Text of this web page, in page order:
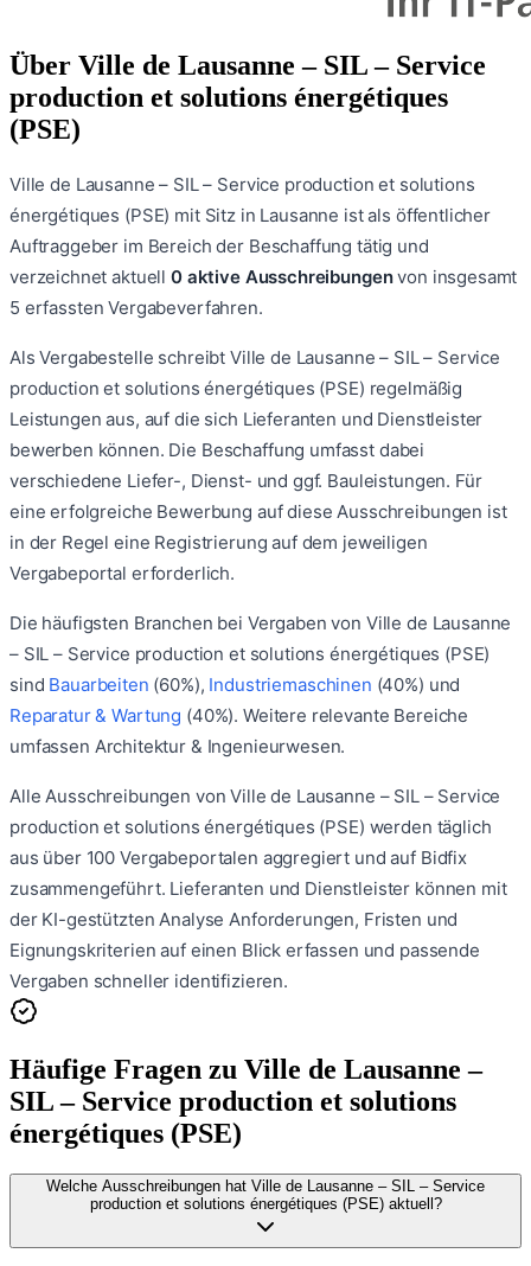
Über Ville de Lausanne – SIL – Service
production et solutions énergétiques
(PSE)
Ville de Lausanne – SIL – Service production et solutions
énergétiques (PSE) mit Sitz in Lausanne ist als öffentlicher
Auftraggeber im Bereich der Beschaffung tätig und
verzeichnet aktuell 0aktive Ausschreibungen von insgesamt
5 erfassten Vergabeverfahren.
Als Vergabestelle schreibt Ville de Lausanne – SIL – Service
production et solutions énergétiques (PSE) regelmäßig
Leistungen aus, auf die sich Lieferanten und Dienstleister
bewerben können. Die Beschaffung umfasst dabei
verschiedene Liefer-, Dienst- und ggf. Bauleistungen. Für
eine erfolgreiche Bewerbung auf diese Ausschreibungen ist
in der Regel eine Registrierung auf dem jeweiligen
Vergabeportal erforderlich.
Die häufigsten Branchen bei Vergaben von Ville de Lausanne
– SIL – Service production et solutions énergétiques (PSE)
sind Bauarbeiten (60%), Industriemaschinen (40%) und
Reparatur & Wartung (40%). Weitere relevante Bereiche
umfassen Architektur & Ingenieurwesen.
Alle Ausschreibungen vonVille de Lausanne – SIL – Service
production et solutions énergétiques (PSE) werden täglich
aus über 100 Vergabeportalen aggregiert und auf Bidfix
zusammengeführt. Lieferanten und Dienstleister können mit
der KI-gestützten Analyse Anforderungen, Fristen und
Eignungskriterien auf einen Blick erfassen und passende
Vergaben schneller identifizieren.
Häufige Fragen zu Ville de Lausanne –
SIL – Service production et solutions
énergétiques (PSE)
Welche Ausschreibungen hat Ville de Lausanne – SIL – Service
production et solutions énergétiques (PSE) aktuell?